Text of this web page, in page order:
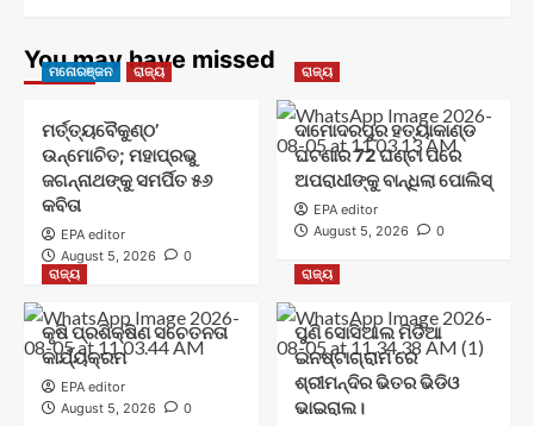
You may have missed
ମନୋରଞ୍ଜନ ରାଜ୍ୟ
ମର୍ତ୍ତ୍ୟବୈକୁଣ୍ଠ’
ଉନ୍ମୋଚିତ; ମହାପ୍ରଭୁ
ଜଗନ୍ନାଥଙ୍କୁ ସମର୍ପିତ ୫୬
କବିତା
EPA editor
August 5, 2026
0
ରାଜ୍ୟ
ଦାମୋଦରପୁର ହତ୍ୟାକାଣ୍ଡ
ଘଟଣାର 72 ଘଣ୍ଟା ପରେ
ଅପରାଧୀଙ୍କୁ ବାନ୍ଧିଲା ପୋଲିସ୍
EPA editor
August 5, 2026
0
ରାଜ୍ୟ
କୃଷି ପ୍ରଶିକ୍ଷିଣ ସଚେତନତା
କାର୍ଯ୍ୟକ୍ରମ
EPA editor
August 5, 2026
0
ରାଜ୍ୟ
ପୁଣି ସୋସିଆଲ ମିଡିଆ
ଇନଷ୍ଟାଗ୍ରାମ ରେ
ଶ୍ରୀମନ୍ଦିର ଭିତର ଭିଡିଓ
ଭାଇରାଲ।